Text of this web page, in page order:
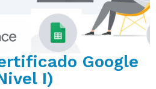
Google
I)